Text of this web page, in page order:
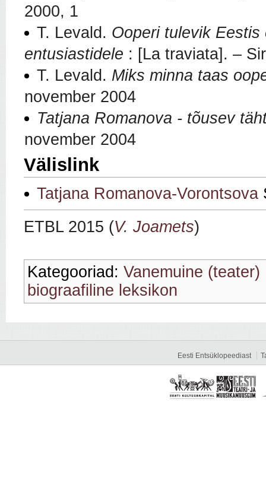
2000, 1
T. Levald. Ooperi tulevik
entusiastidele : [La traviata]. –
T. Levald. Miks minna taas
november 2004
Tatjana Romanova - tõusev
november 2004
Välislink
Tatjana Romanova-Vorontsova
ETBL 2015 (V. Joamets)
Kategooriad: Vanemuine (teater)
biograafiline leksikon
Eesti Entsüklopeediast